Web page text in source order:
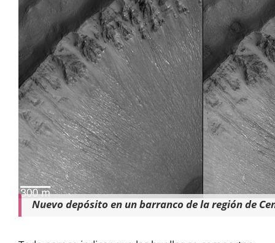
Nuevo depósito en un barranco de la región de